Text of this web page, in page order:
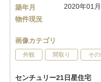
築年月
2020年01月
物件現況
画像カテゴリ
外観 間取り そ
センチュリー21日星住宅